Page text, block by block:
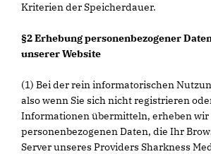
Kriterien der Speicherdauer.
§2 Erhebung personenbezogener
unserer Website
(1) Bei der rein informatorischen
also wenn Sie sich nicht registrieren
Informationen übermitteln, erheben wir
personenbezogenen Daten, die Ihr
Server unseres Providers Sharkness